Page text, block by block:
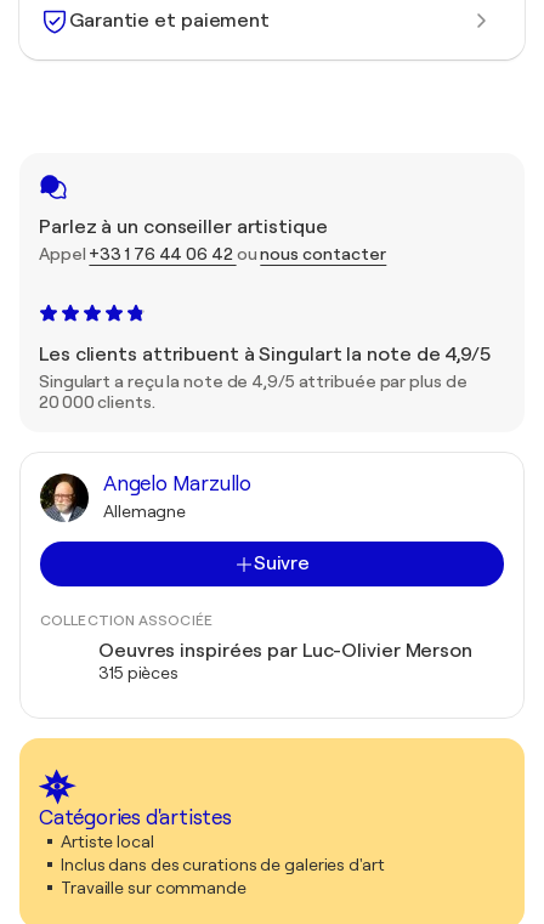
Garantie et paiement
Parlez à un conseiller artistique
Appel +33 1 76 44 06 42ounous contacter
Les clients attribuent à Singulart la note de 4,9/5
Singulart a reçu la note de 4,9/5 attribuée par plus de
20 000 clients.
Angelo Marzullo
Allemagne
Suivre
COLLECTION ASSOCIÉE
Oeuvres inspirées par Luc-Olivier Merson
315 pièces
Catégories d'artistes
Artiste local
Inclus dans des curations de galeries d'art
Travaille sur commande